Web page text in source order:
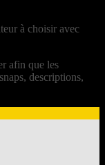
à choisir avec
afin que les
descriptions,